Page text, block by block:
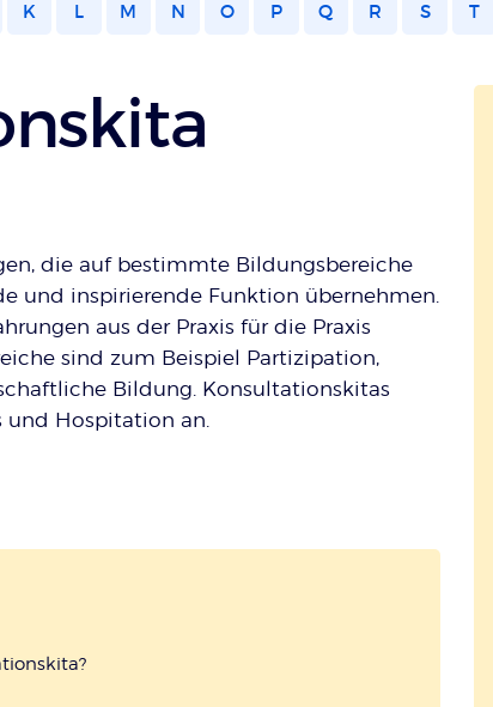
K L M N O P Q R S T
die auf bestimmte Bildungsbereiche
und inspirierende Funktion übernehmen.
aus der Praxis für die Praxis
sind zum Beispiel Partizipation,
Bildung. Konsultationskitas
und Hospitation an.